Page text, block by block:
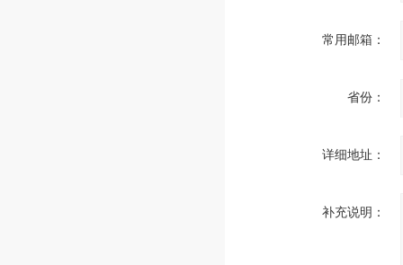
常用邮箱：
省份：
详细地址：
补充说明：